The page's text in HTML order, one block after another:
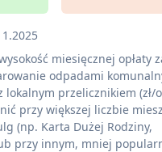
miesięcznej opłaty
odpadami
przelicznikiem (zł/
przy większej liczbie
(np. Karta Dużej Rodziny,
przy innym, mniej